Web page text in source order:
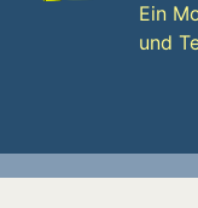
Ein
und